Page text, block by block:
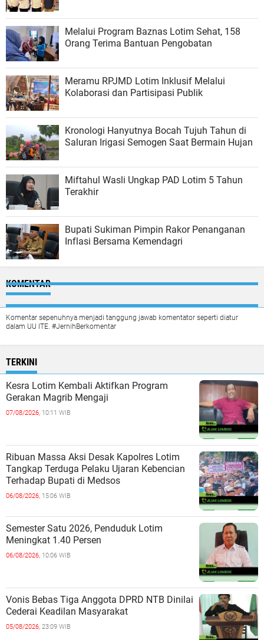
Melalui Program Baznas Lotim Sehat, 158
Orang Terima Bantuan Pengobatan
Meramu RPJMD Lotim Inklusif Melalui
Kolaborasi dan Partisipasi Publik
Kronologi Hanyutnya Bocah Tujuh Tahun di
Saluran Irigasi Semogen Saat Bermain Hujan
Miftahul Wasli Ungkap PAD Lotim 5 Tahun
Terakhir
Bupati Sukiman Pimpin Rakor Penanganan
Inflasi Bersama Kemendagri
KOMENTAR
Komentar sepenuhnya menjadi tanggung jawab komentator seperti diatur
dalam UU ITE. #JernihBerkomentar
TERKINI
Kesra Lotim Kembali Aktifkan Program
Gerakan Magrib Mengaji
07/08/2026, 10:11 WIB
Ribuan Massa Aksi Desak Kapolres Lotim
Tangkap Terduga Pelaku Ujaran Kebencian
Terhadap Bupati di Medsos
06/08/2026, 15:06 WIB
Semester Satu 2026, Penduduk Lotim
Meningkat 1.40 Persen
06/08/2026, 10:06 WIB
Vonis Bebas Tiga Anggota DPRD NTB Dinilai
Cederai Keadilan Masyarakat
05/08/2026, 23:09 WIB